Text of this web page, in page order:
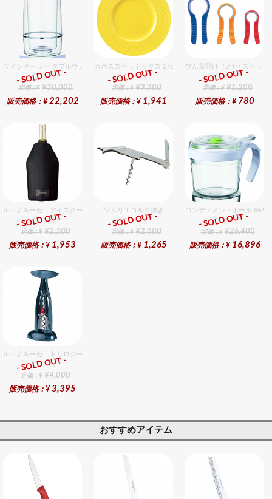
ワインクーラー ダブルウォール 12個入りセット
総合ﾗﾝｷﾝｸﾞ
定価：¥ ¥30,000
販売価格：¥ 22,202
- SOLD OUT -
カネスズセラミックス 27cmディナー（LeMon）
総合ﾗﾝｷﾝｸﾞ
定価：¥ ¥3,300
販売価格：¥ 1,941
- SOLD OUT -
びん蓋開け（3サイズセット
総合ﾗﾝｷﾝｸﾞ
定価：¥ ¥1,200
販売価格：¥ 780
- SOLD OUT -
ル・クルーゼ アイスクーラースリーブ ブラック
総合ﾗﾝｷﾝｸﾞ
定価：¥ ¥2,300
販売価格：¥ 1,953
- SOLD OUT -
ソムリエコルク抜き
総合ﾗﾝｷﾝｸﾞ
定価：¥ ¥2,000
販売価格：¥ 1,265
- SOLD OUT -
コンディメントボール 8660
総合ﾗﾝｷﾝｸﾞ
定価：¥ ¥26,400
販売価格：¥ 16,896
- SOLD OUT -
ル・クルーゼ トリロジー テーブルモデルギフトセット
総合ﾗﾝｷﾝｸﾞ
定価：¥ ¥4,000
販売価格：¥ 3,395
- SOLD OUT -
おすすめアイテム